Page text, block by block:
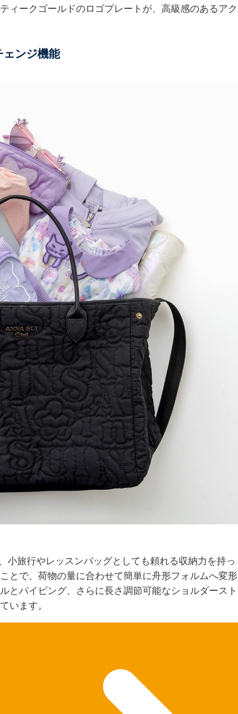
ィークゴールドのロゴプレートが、高級感のあるアク
ェンジ機能
小旅行やレッスンバッグとしても頼れる収納力を持っ
とで、荷物の量に合わせて簡単に舟形フォルムへ変形
とパイピング、さらに長さ調節可能なショルダースト
います。